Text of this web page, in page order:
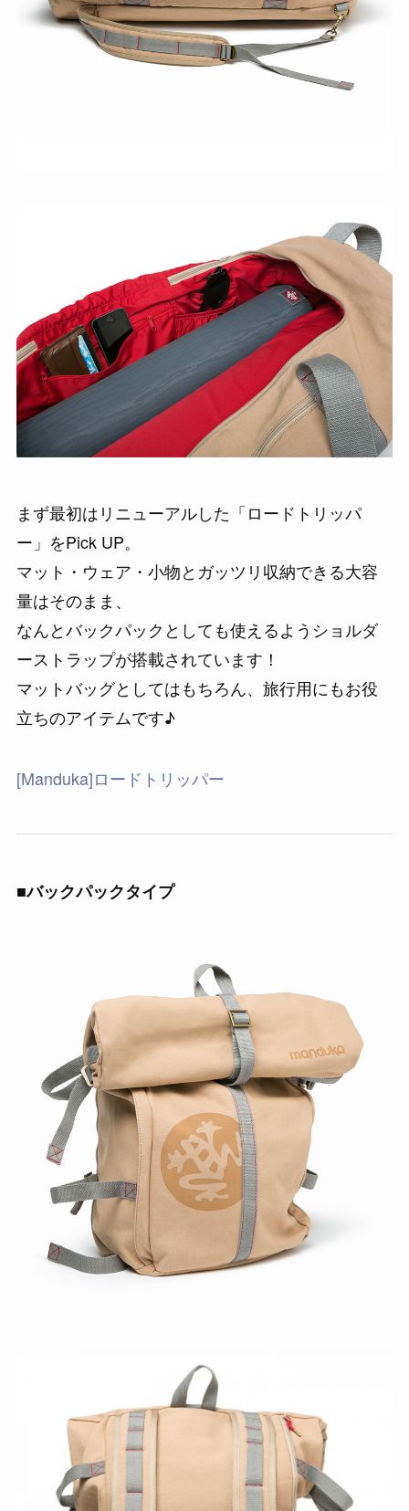
まず最初はリニューアルした「ロードトリッパ
ー」をPick UP。
マット・ウェア・小物とガッツリ収納できる大容
量はそのまま、
なんとバックパックとしても使えるようショルダ
ーストラップが搭載されています！
マットバッグとしてはもちろん、旅行用にもお役
立ちのアイテムです♪
[Manduka]ロードトリッパー
■バックパックタイプ